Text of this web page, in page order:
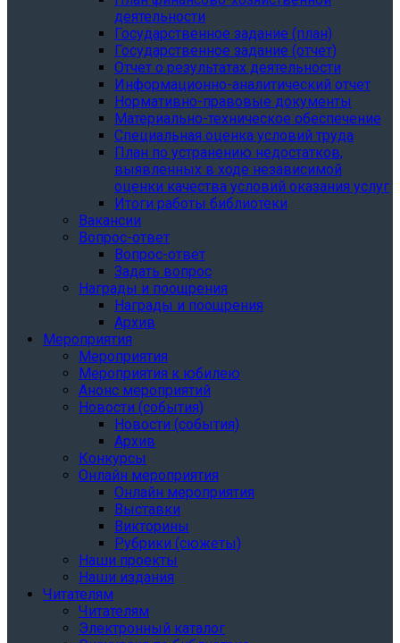
деятельности
Государственное задание (план)
Государственное задание (отчет)
Отчет о результатах деятельности
Информационно-аналитический отчет
Нормативно-правовые документы
Материально-техническое обеспечение
Специальная оценка условий труда
План по устранению недостатков,
выявленных в ходе независимой
оценки качества условий оказания услуг
Итоги работы библиотеки
Вакансии
Вопрос-ответ
Вопрос-ответ
Задать вопрос
Награды и поощрения
Награды и поощрения
Архив
Мероприятия
Мероприятия
Мероприятия к юбилею
Анонс мероприятий
Новости (события)
Новости (события)
Архив
Конкурсы
Онлайн мероприятия
Онлайн мероприятия
Выставки
Викторины
Рубрики (сюжеты)
Наши проекты
Наши издания
Читателям
Читателям
Электронный каталог